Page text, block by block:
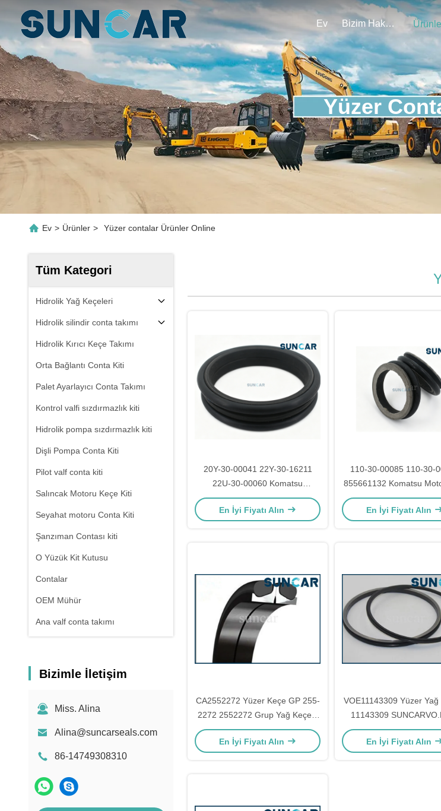
Ev Bizim Hakkımızda
Yüzer
Ev > Ürünler > Yüzer contalar Ürünler Online
Tüm Kategori
Hidrolik Yağ Keçeleri
Hidrolik silindir conta takımı
Hidrolik Kırıcı Keçe Takımı
Orta Bağlantı Conta Kiti
Palet Ayarlayıcı Conta Takımı
Kontrol valfi sızdırmazlık kiti
Hidrolik pompa sızdırmazlık kiti
Dişli Pompa Conta Kiti
Pilot valf conta kiti
Salıncak Motoru Keçe Kiti
Seyahat motoru Conta Kiti
Şanzıman Contası kiti
O Yüzük Kit Kutusu
Contalar
OEM Mühür
Ana valf conta takımı
Bizimle İletişim
Miss. Alina
Alina@suncarseals.com
86-14749308310
20Y-30-00041 22Y-30-16211
22U-30-00060 Komatsu
Ekskavatör İçin Yüzer Conta
BP500-3 BR200T-1 D155A-3
En İyi Fiyatı Alın
110-30-00085 110-30-
855661132 Komatsu
yüzen mühür
4D94E-1 Kazı makinesi
En İyi Fiyatı Alın
CA2552272 Yüzer Keçe GP 255-
2272 2552272 Grup Yağ Keçesi
C.A.T 328D LCR Ekskavatöre
Uyar
En İyi Fiyatı Alın
VOE11143309 Yüzer Yağ
11143309
A35E A40E Model Ağır
İçin Sızdırmazlık
En İyi Fiyatı Alın